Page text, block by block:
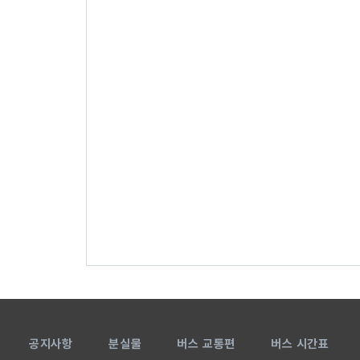
공지사항 분실물 버스 교통편 버스 시간표